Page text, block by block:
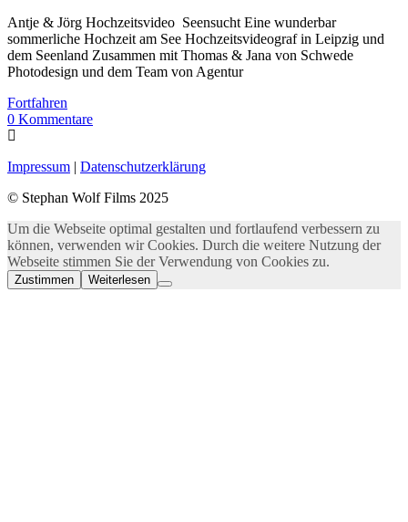
Antje & Jörg Hochzeitsvideo Seensucht Eine wunderbar
sommerliche Hochzeit am See Hochzeitsvideograf in Leipzig und
dem Seenland Zusammen mit Thomas & Jana von Schwede
Photodesign und dem Team von Agentur
Fortfahren
0 Kommentare
Impressum | Datenschutzerklärung
© Stephan Wolf Films 2025
Um die Webseite optimal gestalten und fortlaufend verbessern zu
können, verwenden wir Cookies. Durch die weitere Nutzung der
Webseite stimmen Sie der Verwendung von Cookies zu.
Zustimmen Weiterlesen